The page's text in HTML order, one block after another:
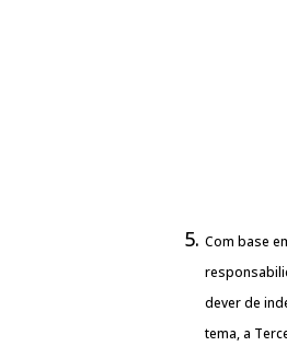
Com base
dever de
tema, a